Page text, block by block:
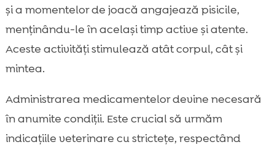
și a momentelor de joacă angajează pisicile,
menținându-le în același timp active și atente.
Aceste activități stimulează atât corpul, cât și
mintea.
Administrarea medicamentelor devine necesară
în anumite condiții. Este crucial să urmăm
indicațiile veterinare cu strictețe, respectând